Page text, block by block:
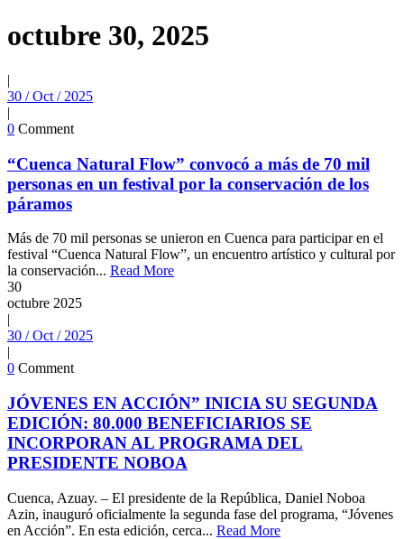
octubre 30, 2025
|
30 / Oct / 2025
|
0 Comment
“Cuenca Natural Flow” convocó a más de 70 mil
personas en un festival por la conservación de los
páramos
Más de 70 mil personas se unieron en Cuenca para participar en el
festival “Cuenca Natural Flow”, un encuentro artístico y cultural por
la conservación... Read More
30
octubre 2025
|
30 / Oct / 2025
|
0 Comment
JÓVENES EN ACCIÓN” INICIA SU SEGUNDA
EDICIÓN: 80.000 BENEFICIARIOS SE
INCORPORAN AL PROGRAMA DEL
PRESIDENTE NOBOA
Cuenca, Azuay. – El presidente de la República, Daniel Noboa
Azin, inauguró oficialmente la segunda fase del programa, “Jóvenes
en Acción”. En esta edición, cerca... Read More